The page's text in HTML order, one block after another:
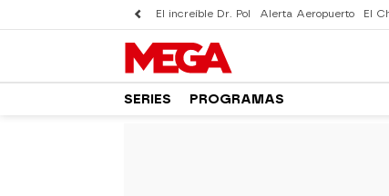
El increíble Dr. Pol Alerta Aeropuerto El
SERIES PROGRAMAS